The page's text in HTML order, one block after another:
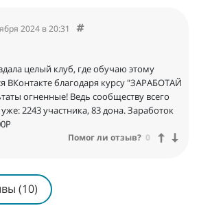
2024 в 20:31
целый клуб, где обучаю этому
ВКонтакте благодаря курсу "ЗАРАБОТАЙ
огненные! Ведь сообществу всего
2243 участника, 83 дона. Заработок
Помог ли отзыв? 0
(10)